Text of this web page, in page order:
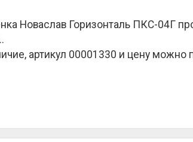
Новаслав Горизонталь ПКС-04Г
.
артикул 00001330 и цену